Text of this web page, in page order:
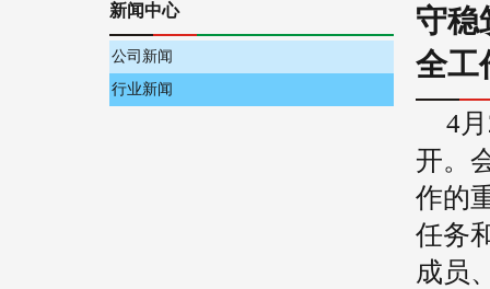
新闻中心
公司新闻
行业新闻
守稳
全工
4
开。
作的
任务
成员